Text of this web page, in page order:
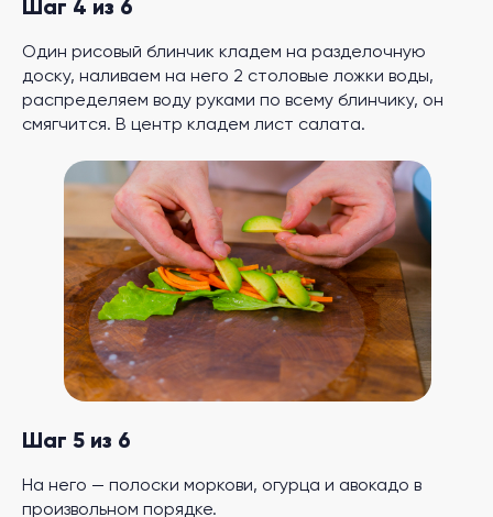
Шаг 4 из 6
Один рисовый блинчик кладем на разделочную
доску, наливаем на него 2 столовые ложки воды,
распределяем воду руками по всему блинчику, он
смягчится. В центр кладем лист салата.
Шаг 5 из 6
На него — полоски моркови, огурца и авокадо в
произвольном порядке.